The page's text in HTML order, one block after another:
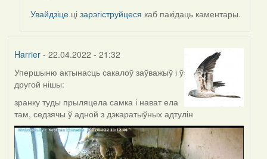
Увайдзіце цізарэгіструйцеся каб пакідаць каментары.
Harrier- 22.04.2022 - 21:32
Упершыню актынасць сакалоў заўважыў і ў
другой нішы:
зранку туды прыляцела самка і нават ела
там, седзячы ў адной з дэкаратыўных адтулін